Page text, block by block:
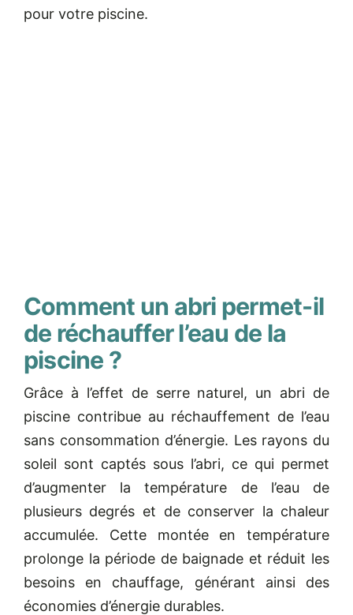
pour votre piscine.
Comment un abri permet-il
de réchauffer l’eau de la
piscine ?
Grâce à l’effet de serre naturel, un abri de
piscine contribue au réchauffement de l’eau
sans consommation d’énergie. Les rayons du
soleil sont captés sous l’abri, ce qui permet
d’augmenter la température de l’eau de
plusieurs degrés et de conserver la chaleur
accumulée. Cette montée en température
prolonge la période de baignade et réduit les
besoins en chauffage, générant ainsi des
économies d’énergie durables.